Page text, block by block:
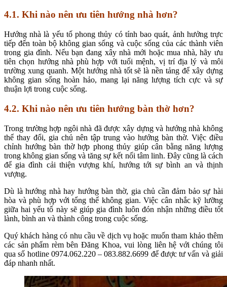
4.1. Khi nào nên ưu tiên hướng nhà hơn?
Hướng nhà là yếu tố phong thủy có tính bao quát, ảnh hưởng trực
tiếp đến toàn bộ không gian sống và cuộc sống của các thành viên
trong gia đình. Nếu bạn đang xây nhà mới hoặc mua nhà, hãy ưu
tiên chọn hướng nhà phù hợp với tuổi mệnh, vị trí địa lý và môi
trường xung quanh. Một hướng nhà tốt sẽ là nền tảng để xây dựng
không gian sống hoàn hảo, mang lại năng lượng tích cực và sự
thuận lợi trong cuộc sống.
4.2. Khi nào nên ưu tiên hướng bàn thờ hơn?
Trong trường hợp ngôi nhà đã được xây dựng và hướng nhà không
thể thay đổi, gia chủ nên tập trung vào hướng bàn thờ. Việc điều
chỉnh hướng bàn thờ hợp phong thủy giúp cân bằng năng lượng
trong không gian sống và tăng sự kết nối tâm linh. Đây cũng là cách
để gia đình cải thiện vượng khí, hướng tới sự bình an và thịnh
vượng.
Dù là hướng nhà hay hướng bàn thờ, gia chủ cần đảm bảo sự hài
hòa và phù hợp với tổng thể không gian. Việc cân nhắc kỹ lưỡng
giữa hai yếu tố này sẽ giúp gia đình luôn đón nhận những điều tốt
lành, bình an và thành công trong cuộc sống.
Quý khách hàng có nhu cầu về dịch vụ hoặc muốn tham khảo thêm
các sản phẩm rèm bên Đăng Khoa, vui lòng liên hệ với chúng tôi
qua số hotline 0974.062.220 – 083.882.6699 để được tư vấn và giải
đáp nhanh nhất.